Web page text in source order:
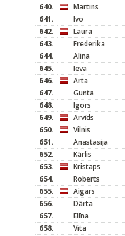
640.
Martins
641.
Ivo
642.
Laura
643.
Frederika
644.
Alina
645.
Ieva
646.
Arta
647.
Gunta
648.
Igors
649.
Arvīds
650.
Vilnis
651.
Anastasija
652.
Kārlis
653.
Kristaps
654.
Roberts
655.
Aigars
656.
Dārta
657.
Elīna
658.
Vita